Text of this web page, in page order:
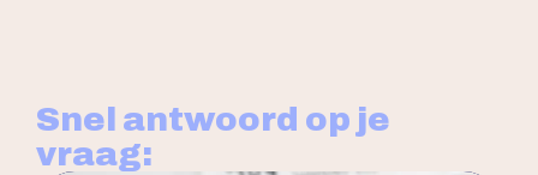
Snel antwoord op je
vraag: